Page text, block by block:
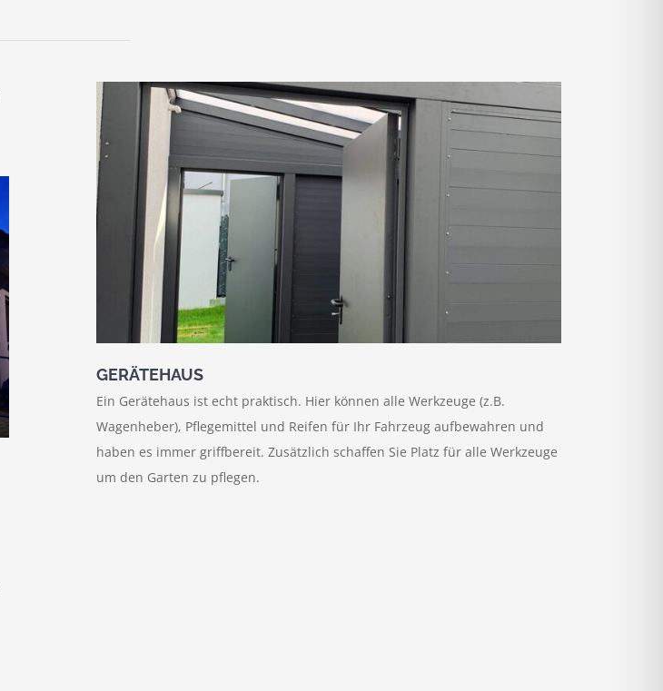
GERÄTEHAUS
Ein Gerätehaus ist echt praktisch. Hier können alle Werkzeuge (z.B.
Wagenheber), Pflegemittel und Reifen für Ihr Fahrzeug aufbewahren und
haben es immer griffbereit. Zusätzlich schaffen Sie Platz für alle Werkzeuge
um den Garten zu pflegen.